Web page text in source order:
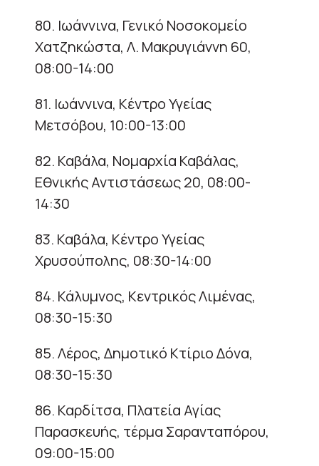
80. Ιωάννινα, Γενικό Νοσοκομείο
Χατζηκώστα, Λ. Μακρυγιάννη 60,
08:00-14:00
81. Ιωάννινα, Κέντρο Υγείας
Μετσόβου, 10:00-13:00
82. Καβάλα, Νομαρχία Καβάλας,
Εθνικής Αντιστάσεως 20, 08:00-
14:30
83. Καβάλα, Κέντρο Υγείας
Χρυσούπολης, 08:30-14:00
84. Κάλυμνος, Κεντρικός Λιμένας,
08:30-15:30
85. Λέρος, Δημοτικό Κτίριο Δόνα,
08:30-15:30
86. Καρδίτσα, Πλατεία Αγίας
Παρασκευής, τέρμα Σαρανταπόρου,
09:00-15:00